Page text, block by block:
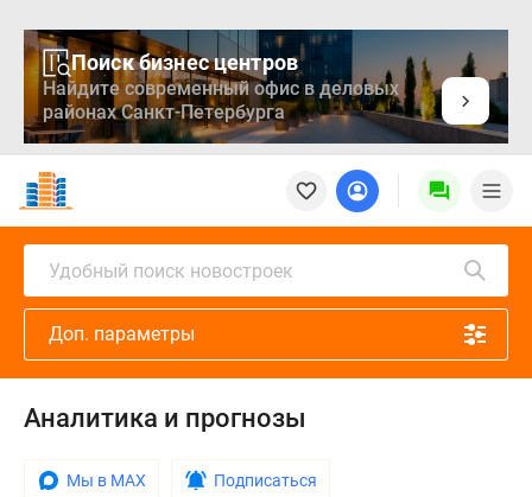
Поиск бизнес центров
Найдите современный офис в деловых
районах Санкт-Петербурга
Новостройки
Квартиры
Ипотека
Медиа
проекте
Контакты
Реклама
сайте
Дзен
Удобный поиск новостроек
Доп. параметры
Аналитика и прогнозы
Мы в MAX Подписаться